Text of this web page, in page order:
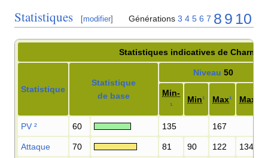
Statistiques [modifier] Générations 3 4 5 6 7 8 9 10
Statistiques indicatives de
Statistique
Statistique
de base
Niveau 50
Min-
¹
Min¹ Max¹ Max+
PV ² 60 135 167
Attaque 70 81 90 122 134